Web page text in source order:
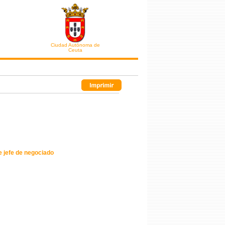
Ciudad Autónoma de
Ceuta
jefe de negociado